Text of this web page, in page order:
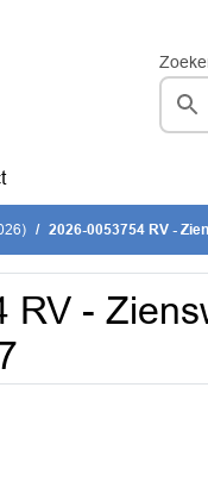
2026-0053754 RV -
RV -